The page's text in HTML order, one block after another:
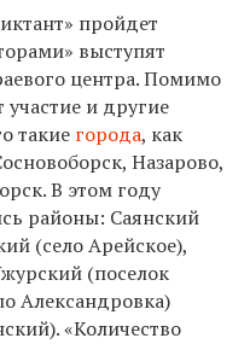
пройдет
выступят
центра. Помимо
и другие
такие города, как
Назарово,
В этом году
районы: Саянский
(село Арейское),
(поселок
Александровка)
«Количество